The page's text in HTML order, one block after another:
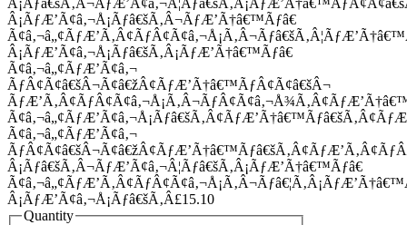
Â¡ÃƒÆ’Ã¢â‚¬Å¡Ãƒâ€šÃ‚Â¬ÃƒÆ’Ã†â€™Ãƒâ€
Â¡ÃƒÆ’Ã¢â‚¬Å¡Ãƒâ€šÃ‚Â¡ÃƒÆ’Ã†â€™Ãƒâ€
Ã¢â‚¬â„¢ÃƒÆ’Ã¢â‚¬
ÃƒÂ¢Ã¢â€šÂ¬Ã¢â€žÂ¢ÃƒÆ’Ã†â€™ÃƒÂ¢Ã¢â€šÂ¬
Ã¢â‚¬â„¢ÃƒÆ’Ã¢â‚¬
Â¡Ãƒâ€šÃ‚Â¬ÃƒÆ’Ã¢â‚¬Â¦Ãƒâ€šÃ‚Â¡ÃƒÆ’Ã†â€™Ãƒâ€
Â¡ÃƒÆ’Ã¢â‚¬Å¡Ãƒâ€šÃ‚Â£15.10
Quantity